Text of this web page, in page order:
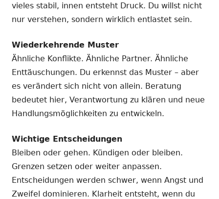
vieles stabil, innen entsteht Druck. Du willst nicht
nur verstehen, sondern wirklich entlastet sein.
Wiederkehrende Muster
Ähnliche Konflikte. Ähnliche Partner. Ähnliche
Enttäuschungen. Du erkennst das Muster – aber
es verändert sich nicht von allein. Beratung
bedeutet hier, Verantwortung zu klären und neue
Handlungsmöglichkeiten zu entwickeln.
Wichtige Entscheidungen
Bleiben oder gehen. Kündigen oder bleiben.
Grenzen setzen oder weiter anpassen.
Entscheidungen werden schwer, wenn Angst und
Zweifel dominieren. Klarheit entsteht, wenn du